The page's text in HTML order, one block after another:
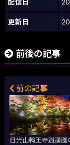
配信日
更新日
前後の記事
前の記事
日光山輪王寺逍遥園